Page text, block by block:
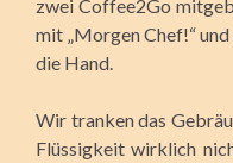
zwei Coffee2Go
mit „Morgen Chef!“
die Hand.
Wir tranken das
Flüssigkeit wirklich